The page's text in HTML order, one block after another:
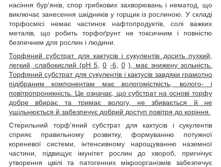
насіння бур'янів, спор грибкових захворювань і нематод, що
виключає занесення шкідників у горщик із рослиною. У складі
торфосмісі немає частинок нафтопродуктів, солі важких
металів, що робить торфоґрунт не токсичним і повністю
безпечним для рослин і людини.
Торфяний субстрат для кактусів і сукулентів досить пухкий,
легкий, слабокислий (pH 5,
0 -6, 0 ), має знижену зольність.
Торфяний субстрат для сукулентів і кактусів завдяки грамотно
підібраним компонентам має вологомісткість, волого- і
повітропроникність. Це означає, що субстрат на основі торфу
добре вбирає та тримає вологу, не збивається й не
ущільнюється й забезпечує добрий доступ повітря до коріння.
Стерильний торф'яний субстрат для кактусів і сукулентів
сприяє правильному розвитку, формуванню потужної
кореневої системи, інтенсивному нарощуванню наземної
частини, підвищує імунітет рослин до хвороб, пригнічує
утворення цвілі та патогенних мікроорганізмів забезпечує